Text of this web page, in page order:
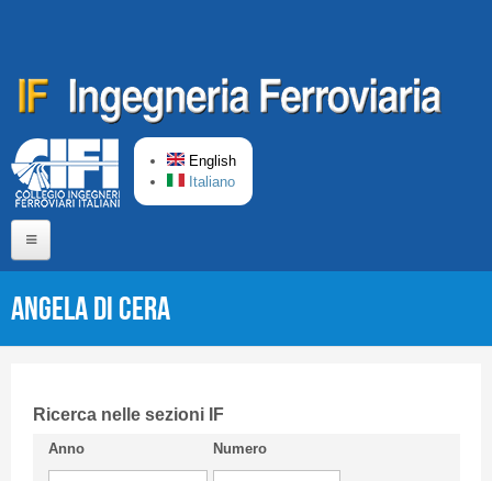
English
Italiano
Short presentation CIFI
Guideline
Angela Di Cera
Ricerca nelle sezioni IF
Anno Numero